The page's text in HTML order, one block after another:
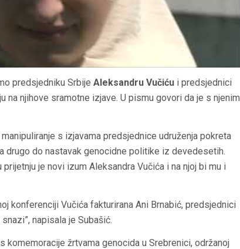
predsjedniku Srbije Aleksandru Vučiću i predsjednici
na njihove sramotne izjave. U pismu govori da je s njenim
s izjavama predsjednice udruženja pokreta
drugo do nastavak genocidne politike iz devedesetih.
je novi izum Aleksandra Vučića i na njoj bi mu i
konferenciji Vučića fakturirana Ani Brnabić, predsjednici
napisala je Subašić.
komemoracije žrtvama genocida u Srebrenici, održanoj